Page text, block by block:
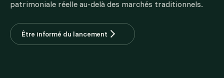
patrimoniale réelle au-delà des marchés traditionnels.
Être informé du lancement